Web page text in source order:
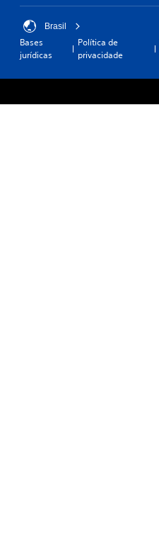
Brasil
Bases
jurídicas
Política de
privacidade